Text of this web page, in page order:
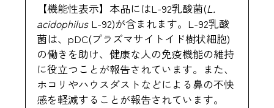
【機能性表示】本品にはL-92乳酸菌(L.
acidophilusL-92)が含まれます。L-92乳酸
菌は、pDC(プラズマサイトイド樹状細胞)
の働きを助け、健康な人の免疫機能の維持
に役立つことが報告されています。また、
ホコリやハウスダストなどによる鼻の不快
感を軽減することが報告されています。